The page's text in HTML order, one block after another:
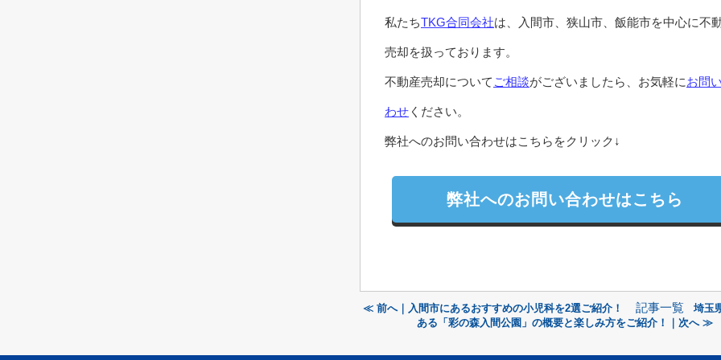
私たちTKG合同会社は、入間市、狭山市、飯能市を中心に不
売却を扱っております。
不動産売却について ご相談がございましたら、お気軽にお問
わせ ください。
弊社へのお問い合わせはこちらをクリック↓
弊社へのお問い合わせはこちら
≪ 前へ｜入間市にあるおすすめの小児科を2選ご紹介！ 記事一覧
埼玉
ある「彩の森入間公園」の概要と楽しみ方をご紹介！｜次へ ≫